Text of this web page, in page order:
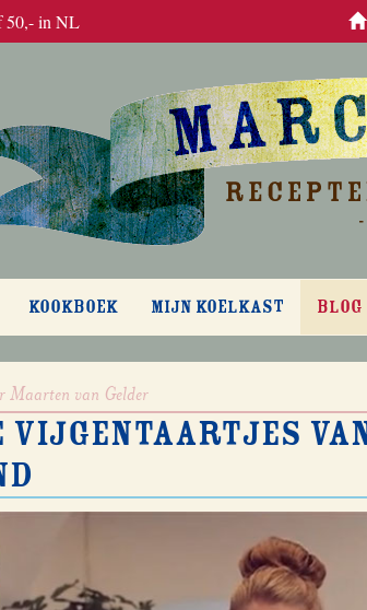
50,- in NL
KOOKBOEK MIJN KOELKAST BLOG
Maarten van Gelder
vijgentaartjes